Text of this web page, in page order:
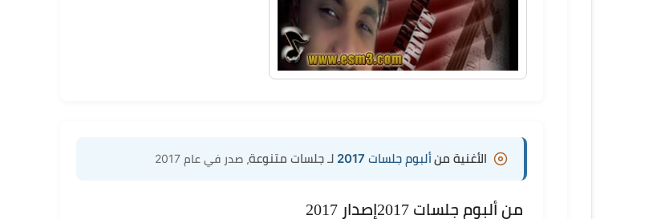
الأغنية منألبوم جلسات 2017 لـ جلسات متنوعة ، صدر في عام 2017
من ألبوم جلسات 2017 إصدار 2017